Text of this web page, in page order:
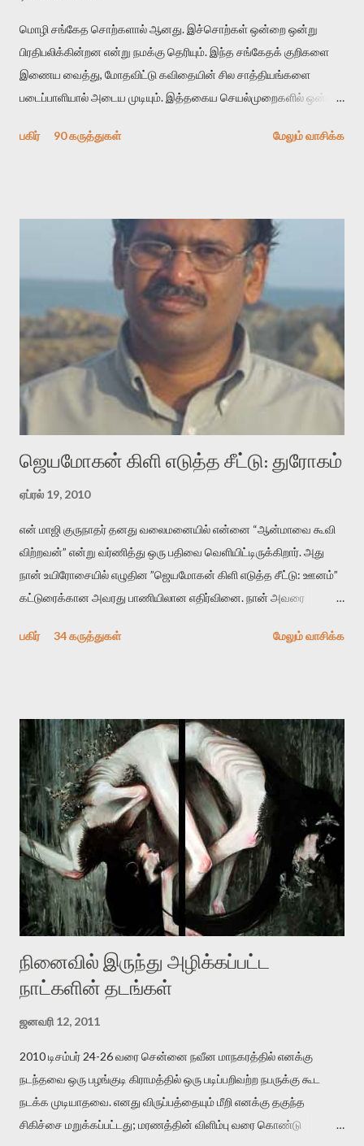
மொழி சங்கேத சொற்களால் ஆனது. இச்சொற்கள் ஒன்றை ஒன்று
பிரதிபலிக்கின்றன என்று நமக்கு தெரியும். இந்த சங்கேதக் குறிகளை
இணைய வைத்து, மோதவிட்டு கவிதையின் சில சாத்தியங்களை
படைப்பாளியால் அடைய முடியும். இத்தகைய செயல்முறைகளில் ஒன்றை
காலத்தில் ஜாலவித்தைக்காரர்கள் வந்து போன பின் அவர்களின்
அதிகமாக்கும். கொல்லாது. ஒரு கனவை மீட்டெடுப்பதன் நோக்கம்
என்னவாக இருக்கும்? கவிதையின் அரூப இயக்கத்தை பொதுவயமாக
வடிக்க முயல்வதும் அதற்கே. கோயில் கருவறையின்
மென்வெளிச்சத்தில் நுண்பேசியின் படக்கருவியை இயக்கி சாத்தி
வைத்து விட்டு இயக்கத்தை அறிவோம். அறிதல் அபச்சாரமில்லை.
பயணப் படிமம் என்பது காக்னிடிவ் பொயடிக்ஸ் எனும் சமகால
விமர்சனத்தின் ஒரு முக்கிய கருவி. இக்கருவியை மனுஷ்யபுத்திரனின்
“காலை வணக்கங்கள்” எனும் ஒரு கவிதையில் சொருகப் போகிறோம்.
முதலில் கருவியை பழகுவோம். அன்றாட மொழியில் ஒன்று ம...
பகிர் 90 கருத்துகள் மேலும் வாசிக்க
ஜெயமோகன் கிளி எடுத்த சீட்டு: துரோகம்
ஏப்ரல் 19, 2010
என் மாஜி குருநாதர் தனது வலைமனையில் என்னை “ஆன்மாவை கூவி
விற்றவன்” என்று வர்ணித்து ஒரு பதிவை வெளியிட்டிருக்கிறார். அது
நான் உயிரோசையில் எழுதின ”ஜெயமோகன் கிளி எடுத்த சீட்டு: ஊனம்”
கட்டுரைக்கான அவரது பாணியிலான எதிர்வினை. நான் அவரை
பதிவை படித்த நண்பர்கள் பலரும் அவருக்காக இரக்கப்பட்டார்கள்.
தனது இணையதளத்திலே தொடர்ந்து பதிவு செய்கிறார். உயிர்மை
இன்னும் சில வருடங்களுக்கு தனக்கு எதிராக எழுத்தாளர்களை ஏவி
விட்டபடி இருக்கும் என்று ஒரு அச்சத்தை வெளிப்படுத்தியபடி
இருக்கிறார். அவர் கடுமையான பாதுகாப்பின்மை மனநிலையில் உள்ளார்.
உயிர்மை அவரை தாக்க உத்தேசித்தாலும் இல்லை என்றாலும்
ஜெயமோகன் அந்த பிரமையால் தொடர்ந்து அச்சுறுத்தலுக்கு உள்ளாகி
உள்ளார். உங்களை பற்றின இந்த தாக்குதல் கூட இதன் வெளிப்பாடு தான்”.
உண்மையே! ராக்கி படத்தில் குத்துச்சண்டை வீரராக வரும் சில்வெஸ்டர்
ஓரிடத்தில் சொல்வார்: ...
பகிர் 34 கருத்துகள் மேலும் வாசிக்க
நினைவில் இருந்து அழிக்கப்பட்ட
நாட்களின் தடங்கள்
ஜனவரி 12, 2011
2010 டிசம்பர் 24-26 வரை சென்னை நவீன மாநகரத்தில் எனக்கு
நடந்தவை ஒரு பழங்குடி கிராமத்தில் ஒரு படிப்பறிவற்ற நபருக்கு கூட
நடக்க முடியாதவை. எனது விருப்பத்தையும் மீறி எனக்கு தகுந்த
சிகிச்சை மறுக்கப்பட்டது; மரணத்தின் விளிம்பு வரை கொண்டு